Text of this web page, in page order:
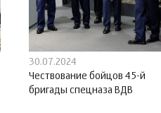
30.07.2024
Чествование бойцов 45-й
бригады спецназа ВДВ